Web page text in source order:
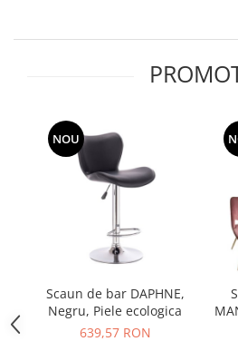
NOU
Scaun de bar DAPHNE,
Negru, Piele ecologica
639,57 RON